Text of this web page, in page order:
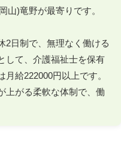
山)竜野が最寄りです。
2日制で、無理なく働ける
して、介護福祉士を保有
給222000円以上です。
上がる柔軟な体制で、働